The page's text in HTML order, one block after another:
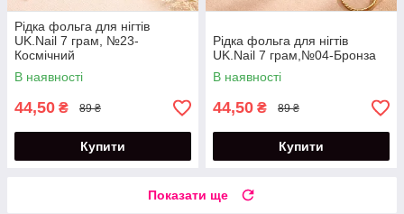
Рідка фольга для нігтів
UK.Nail 7 грам, №23-
Космічний
В наявності
44,50 ₴ 89 ₴
Купити
Рідка фольга для нігтів
UK.Nail 7 грам,№04-Бронза
В наявності
44,50 ₴ 89 ₴
Купити
Показати ще